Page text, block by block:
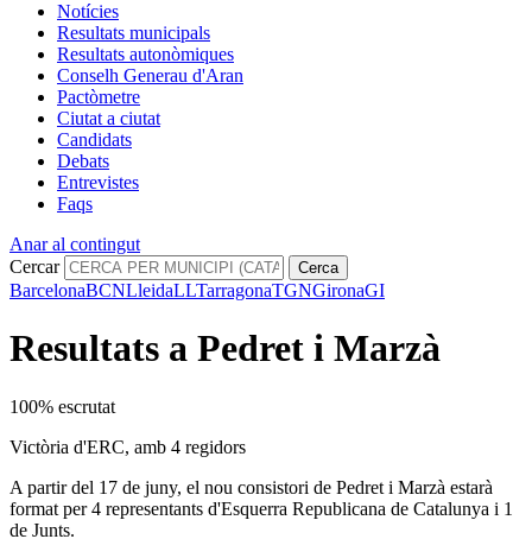
Notícies
Resultats municipals
Resultats autonòmiques
Conselh Generau d'Aran
Pactòmetre
Ciutat a ciutat
Candidats
Debats
Entrevistes
Faqs
Anar al contingut
Cercar
Cerca
BarcelonaBCNLleidaLLTarragonaTGNGironaGI
Resultats a Pedret i Marzà
100% escrutat
Victòria d'ERC, amb 4 regidors
A partir del 17 de juny, el nou consistori de Pedret i Marzà estarà
format per 4 representants d'Esquerra Republicana de Catalunya i 1
de Junts.